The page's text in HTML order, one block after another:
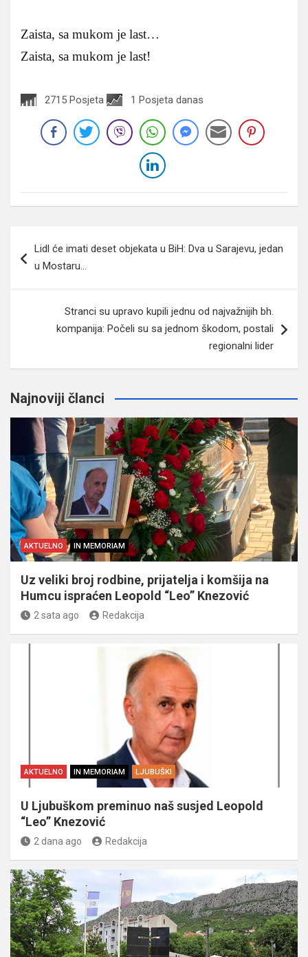
Zaista, sa mukom je last…
Zaista, sa mukom je last!
2715 Posjeta 1 Posjeta danas
članaka
Lidl će imati deset objekata u BiH: Dva u Sarajevu, jedan
u Mostaru…
Stranci su upravo kupili jednu od najvažnijih bh.
kompanija: Počeli su sa jednom škodom, postali
regionalni lider
Najnoviji članci
AKTUELNO IN MEMORIAM
Uz veliki broj rodbine, prijatelja i komšija na
Humcu ispraćen Leopold “Leo” Knezović
2 sata ago Redakcija
AKTUELNO IN MEMORIAM LJUBUŠKI
U Ljubuškom preminuo naš susjed Leopold
“Leo” Knezović
2 dana ago Redakcija